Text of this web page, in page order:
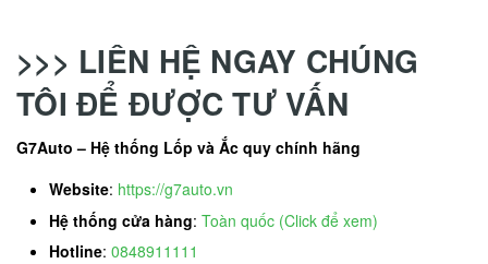
>>> LIÊN HỆ NGAY CHÚNG
TÔI ĐỂ ĐƯỢC TƯ VẤN
G7Auto – Hệ thống Lốp và Ắc quy chính hãng
Website: https://g7auto.vn
Hệ thống cửa hàng: Toàn quốc (Click để xem)
Hotline: 0848911111